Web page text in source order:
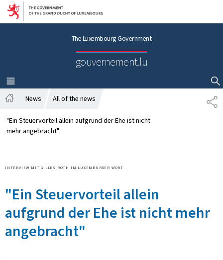
Go to main navigation
Go to content
The Luxembourg Government
gouvernement.lu
MENU
MAIN
SHOW HIDE SEARCH
T
E
o
m
News All of the news
"Ein Steuervorteil allein aufgrund der Ehe ist nicht
mehr angebracht"
"Ein Steuervorteil allein
aufgrund der Ehe ist nicht mehr
angebracht"
INTERVIEW MIT GILLES ROTH IM LUXEMBURGER WORT